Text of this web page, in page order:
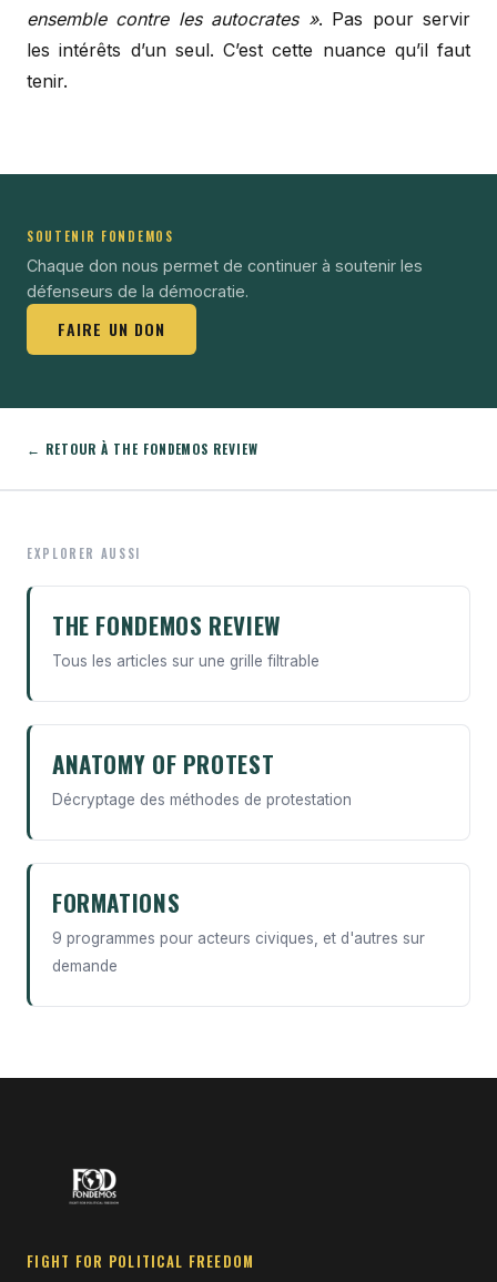
ensemble contre les autocrates ». Pas pour servir
les intérêts d’un seul. C’est cette nuance qu’il faut
tenir.
SOUTENIR FONDEMOS
Chaque don nous permet de continuer à soutenir les
défenseurs de la démocratie.
FAIRE UN DON
← RETOUR À THE FONDEMOS REVIEW
EXPLORER AUSSI
THE FONDEMOS REVIEW
Tous les articles sur une grille filtrable
ANATOMY OF PROTEST
Décryptage des méthodes de protestation
FORMATIONS
9 programmes pour acteurs civiques, et d'autres sur
demande
FIGHT FOR POLITICAL FREEDOM